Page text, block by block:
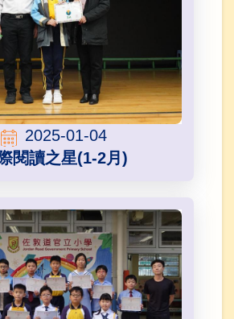
2025-01-04
閱讀之星(1-2月)